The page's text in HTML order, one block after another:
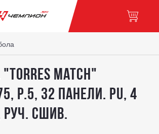
Match"
р.5, 32 панели. PU, 4
руч. сшив.